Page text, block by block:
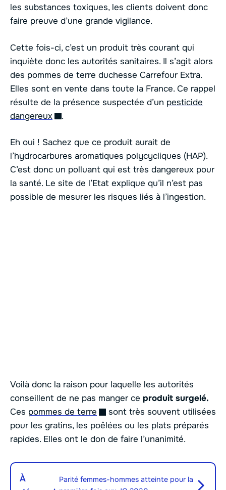
les substances toxiques, les clients doivent donc
faire preuve d’une grande vigilance.
Cette fois-ci, c’est un produit très courant qui
inquiète donc les autorités sanitaires. Il s’agit alors
des pommes de terre duchesse Carrefour Extra.
Elles sont en vente dans toute la France. Ce rappel
résulte de la présence suspectée d’un pesticide
dangereux
.
Eh oui ! Sachez que ce produit aurait de
l’hydrocarbures aromatiques polycycliques (HAP).
C’est donc un polluant qui est très dangereux pour
la santé. Le site de l’Etat explique qu’il n’est pas
possible de mesurer les risques liés à l’ingestion.
Voilà donc la raison pour laquelle les autorités
conseillent de ne pas manger ce produit surgelé.
Ces pommes de terre
sont très souvent utilisées
pour les gratins, les poêlées ou les plats préparés
rapides. Elles ont le don de faire l’unanimité.
À
Parité femmes-hommes atteinte pour la